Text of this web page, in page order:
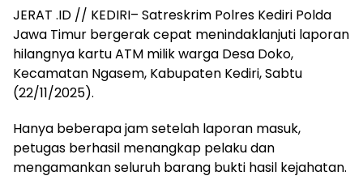
JERAT .ID // KEDIRI– Satreskrim Polres Kediri Polda
Jawa Timur bergerak cepat menindaklanjuti laporan
hilangnya kartu ATM milik warga Desa Doko,
Kecamatan Ngasem, Kabupaten Kediri, Sabtu
(22/11/2025).
Hanya beberapa jam setelah laporan masuk,
petugas berhasil menangkap pelaku dan
mengamankan seluruh barang bukti hasil kejahatan.